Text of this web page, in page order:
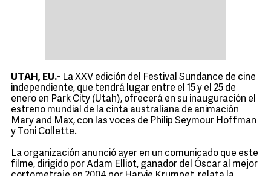
UTAH, EU.- La XXV edición del Festival Sundance de cine
independiente, que tendrá lugar entre el 15 y el 25 de
enero en Park City (Utah), ofrecerá en su inauguración el
estreno mundial de la cinta australiana de animación
Mary and Max, con las voces de Philip Seymour Hoffman
y Toni Collette.
La organización anunció ayer en un comunicado que este
filme, dirigido por Adam Elliot, ganador del Óscar al mejor